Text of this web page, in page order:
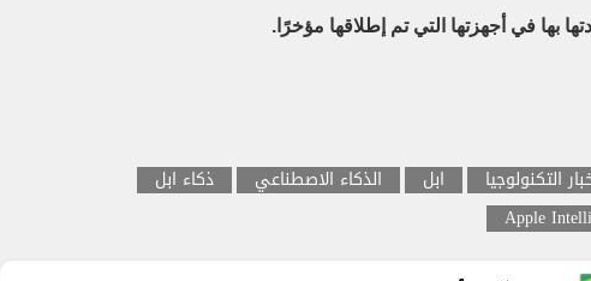
بها في أجهزتها التي تم إطلاقها مؤخرًا.
التكنولوجيا ابل الذكاء الاصطناعي
ذكاء ابل
Apple